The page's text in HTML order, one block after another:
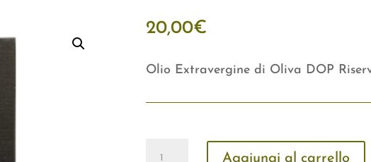
20,00€
Olio Extravergine di Oliva DOP
Aggiungi al carrello